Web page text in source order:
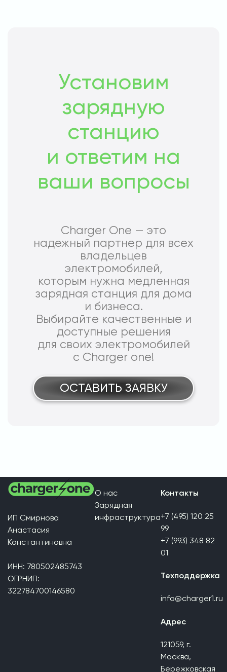
Установим
зарядную
станцию
и ответим на
ваши вопросы
Charger One — это
надежный партнер для всех
владельцев
электромобилей,
которым нужна медленная
зарядная станция для дома
и бизнеса.
Выбирайте качественные и
доступные решения
для своих электромобилей
с Charger one!
ОСТАВИТЬ ЗАЯВКУ
ИП Смирнова
Анастасия
Константиновна
ИНН: 780502485743
ОГРНИП:
322784700146580
О нас
Зарядная
инфраструктура
Контакты
+7 (495) 120 25
99
+7 (993) 348 82
01
Техподдержка
info@charger1.ru
Адрес
121059, г.
Москва,
Бережковская